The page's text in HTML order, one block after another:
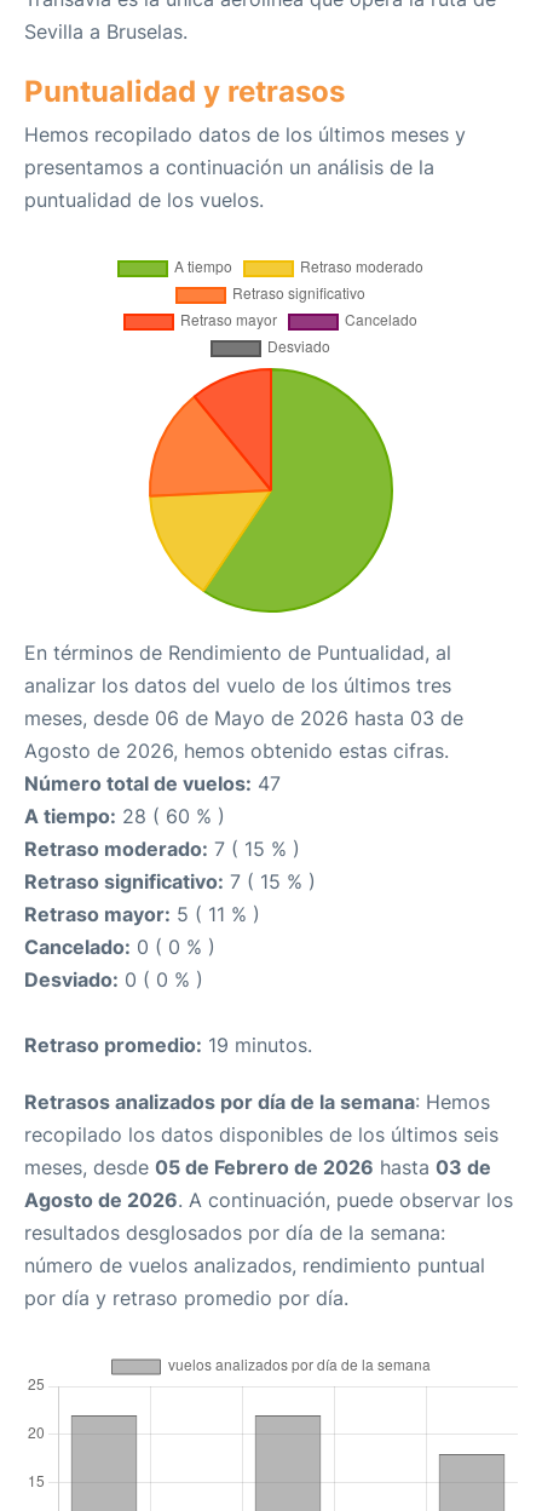
Sevilla a Bruselas.
Puntualidad y retrasos
Hemos recopilado datos de los últimos meses y
presentamos a continuación un análisis de la
puntualidad de los vuelos.
En términos de Rendimiento de Puntualidad, al
analizar los datos del vuelo de los últimos tres
meses, desde 06 de Mayo de 2026 hasta 03 de
Agosto de 2026, hemos obtenido estas cifras.
Número total de vuelos: 47
A tiempo: 28 ( 60 % )
Retraso moderado: 7 ( 15 % )
Retraso significativo: 7 ( 15 % )
Retraso mayor: 5 ( 11 % )
Cancelado: 0 ( 0 % )
Desviado: 0 ( 0 % )
Retraso promedio: 19 minutos.
Retrasos analizados por día de la semana: Hemos
recopilado los datos disponibles de los últimos seis
meses, desde 05 de Febrero de 2026 hasta 03 de
Agosto de 2026. A continuación, puede observar los
resultados desglosados por día de la semana:
número de vuelos analizados, rendimiento puntual
por día y retraso promedio por día.